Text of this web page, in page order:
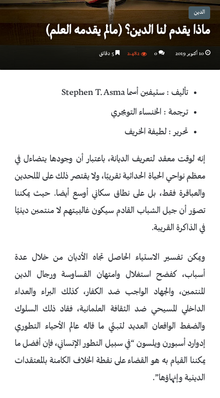
الدين
ماذا يقدم لنا الدين؟ (مالم يقدمه العلم)
10 أكتوبر 2019 0 2٬482
تأليف : ستيفين أسما Stephen T. Asma
ترجمة : الخنساء التويجري
تحرير : لطيفة الخريف
إنه لوقت معقد لتعريف الديانة، باعتبار أن وجودها يتضاءل في
معظم نواحي الحياة الحداثية تقريبًا، ولا يقتصر ذلك على الملحدين
والعباقرة فقط، بل على نطاق سكاني أوسع أيضا. حيث يمكننا
تصوّر أن جيل الشباب القادم سيكون غالبيتهم لا منتمين دينيًا
في الذاكرة القريبة.
ويمكن تفسير الاستياء الحاصل تجاه الأديان من خلال عدة
أسباب، كفضح استغلال وامتهان القساوسة ورجال الدين
المنتمين، والجهاد الواجب ضد الكفار، كذلك البراء والعداء
الداخلي المسيحي ضد الثقافة العلمانية، فقاد ذلك السلوك
والضغط الواقعان العديد لتبنّي ما قاله عالم الأحياء التطوري
إدوارد أسبورن ويلسون “في سبيل التطور الإنساني، فإن أفضل ما
يمكننا القيام به هو القضاء على نقطة الخلاف الكامنة بالمعتقدات
الدينية وإنهاؤها”.